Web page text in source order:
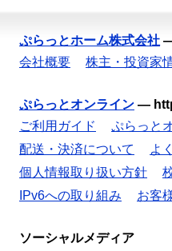
ぷらっとホーム株式会社
会社概要
株主・投資家
ぷらっとオンライン —
ご利用ガイド
ぷらっと
配送・決済について
よ
個人情報取り扱い方針
IPv6への取り組み
お客
ソーシャルメディア